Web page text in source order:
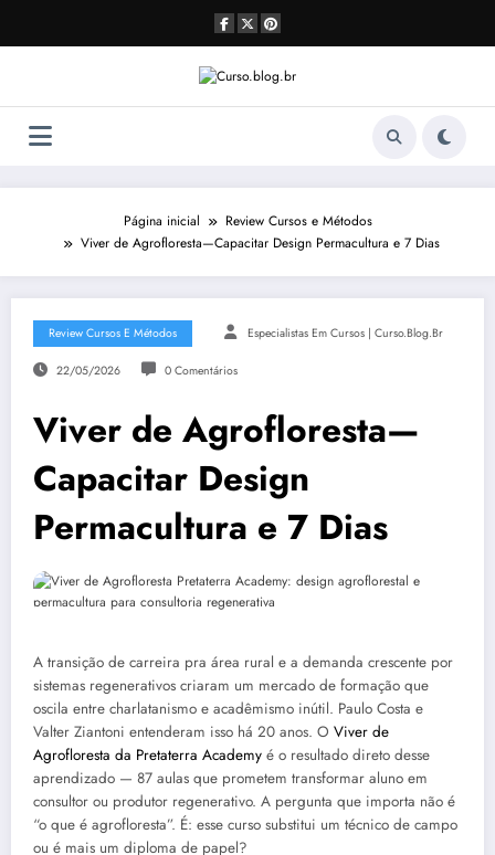
o
Página inicial
Review Cursos e Métodos
Viver de Agrofloresta—Capacitar Design Permacultura e 7 Dias
Review Cursos E Métodos Especialistas Em Cursos | Curso.blog.br
22/05/2026 0 Comentários
Viver de Agrofloresta—
Capacitar Design
Permacultura e 7 Dias
A transição de carreira pra área rural e a demanda crescente por
sistemas regenerativos criaram um mercado de formação que
oscila entre charlatanismo e acadêmismo inútil. Paulo Costa e
Valter Ziantoni entenderam isso há 20 anos. O Viver de
Agrofloresta da Pretaterra Academy é o resultado direto desse
aprendizado — 87 aulas que prometem transformar aluno em
consultor ou produtor regenerativo. A pergunta que importa não é
“o que é agrofloresta”. É: esse curso substitui um técnico de campo
ou é mais um diploma de papel?